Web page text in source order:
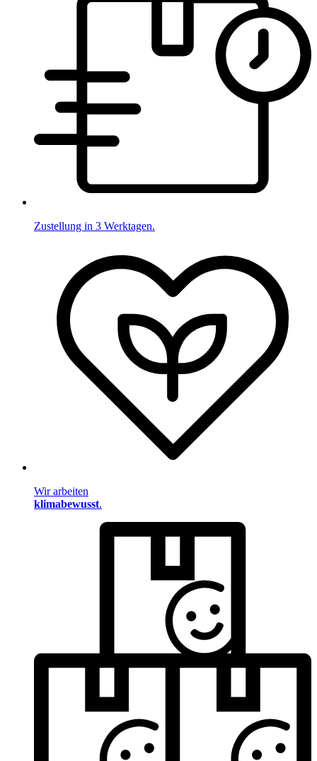
Zustellung in 3 Werktagen.
Wir arbeiten
klimabewusst.